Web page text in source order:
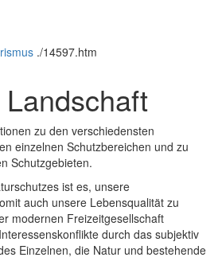
./14597.htm
zu den verschiedensten
einzelnen Schutzbereichen und zu
Schutzgebieten.
ist es, unsere
auch unsere Lebensqualität zu
modernen Freizeitgesellschaft
durch das subjektiv
Einzelnen, die Natur und bestehende